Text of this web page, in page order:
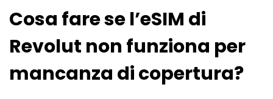
Cosa fare se l’eSIM di
Revolut non funziona per
mancanza di copertura?